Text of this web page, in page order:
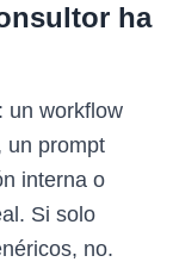
ha
: un workflow
un prompt
interna o
Si solo
no.